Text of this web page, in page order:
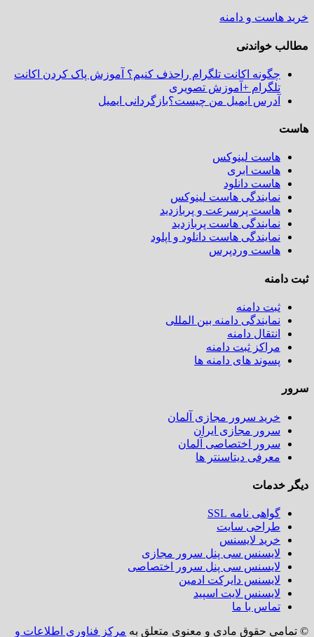
خرید هاست و دامنه
مطالب خواندنی
چگونه اکانت تلگرام راحذف کنیم؟ آموزش پاک کردن اکانت
تلگرام +آموزش تصویری
آدرس ایمیل من چیست؟بازگردانی ایمیل
هاست
هاست لینوکس
هاست ابری
هاست دانلود
نمایندگی هاست لینوکس
هاست پرسرعت و پربازدید
نمایندگی هاست پربازدید
نمایندگی هاست دانلود و اپلود
هاست وردپرس
ثبت دامنه
ثبت دامنه
نمایندگی دامنه بین المللی
انتقال دامنه
مراکز ثبت دامنه
پسوند های دامنه ها
سرور
خرید سرور مجازی آلمان
سرور مجازی ایران
سرور اختصاصی آلمان
معرفی دیتاسنتر ها
دیگر خدمات
گواهی نامه SSL
طراحی سایت
خرید لایسنس
لایسنس سی پنل سرور مجازی
لایسنس سی پنل سرور اختصاصی
لایسنس دایرکت ادمین
لایسنس لایت اسپید
تماس با ما
© تمامی حقوق مادی و معنوی متعلق به مرکز فناوری اطلاعات و